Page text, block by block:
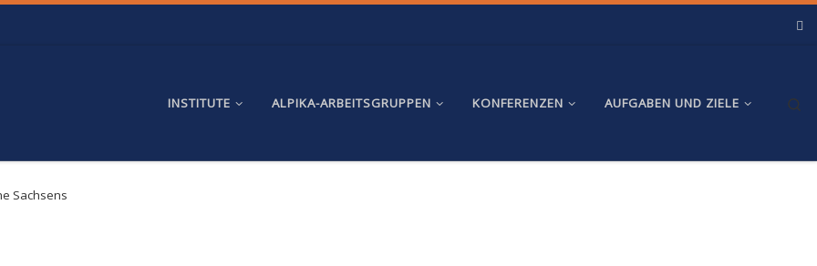
INSTITUTE ALPIKA-ARBEITSGRUPPEN KONFERENZEN AUFGABEN UND ZIELE
Sachsens